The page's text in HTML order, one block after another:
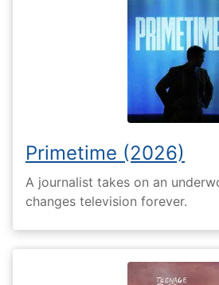
Primetime (2026)
A journalist takes on an
changes television forever.